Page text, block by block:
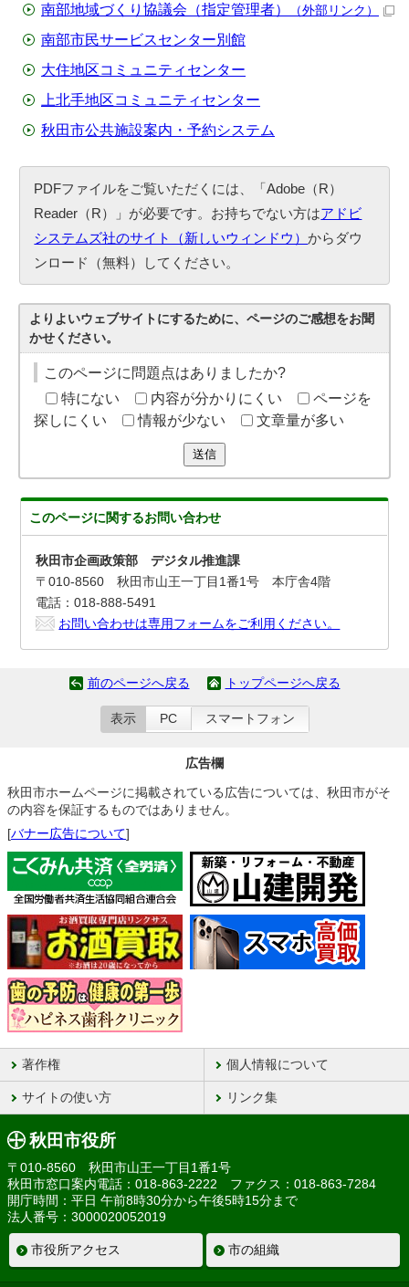
南部地域づくり協議会（指定管理者）
（外部リンク）
南部市民サービスセンター別館
大住地区コミュニティセンター
上北手地区コミュニティセンター
秋田市公共施設案内・予約システム
PDFファイルをご覧いただくには、「Adobe（R）
Reader（R）」が必要です。お持ちでない方はアドビ
システムズ社のサイト（新しいウィンドウ）からダウ
ンロード（無料）してください。
よりよいウェブサイトにするために、ページのご感想をお聞
かせください。
このページに問題点はありましたか?
特にない
内容が分かりにくい
ページを
探しにくい
情報が少ない 文章量が多い
送信
このページに関するお問い合わせ
秋田市企画政策部 デジタル推進課
〒010-8560 秋田市山王一丁目1番1号 本庁舎4階
電話：018-888-5491
お問い合わせは専用フォームをご利用ください。
前のページへ戻る トップページへ戻る
表示 PC スマートフォン
広告欄
秋田市ホームページに掲載されている広告については、秋田市がそ
の内容を保証するものではありません。
[バナー広告について]
著作権 個人情報について
サイトの使い方 リンク集
秋田市役所
〒010-8560 秋田市山王一丁目1番1号
秋田市窓口案内電話：018-863-2222 ファクス：018-863-7284
開庁時間：平日 午前8時30分から午後5時15分まで
法人番号：3000020052019
市役所アクセス 市の組織